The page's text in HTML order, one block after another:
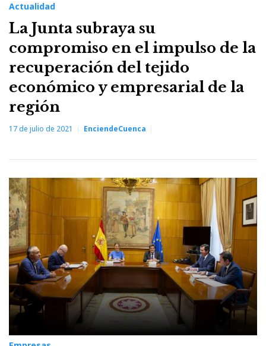
Actualidad
La Junta subraya su
compromiso en el impulso de la
recuperación del tejido
económico y empresarial de la
región
17 de julio de 2021 EnciendeCuenca